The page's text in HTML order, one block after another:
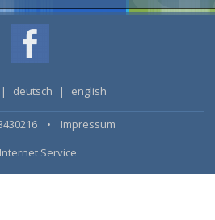
| deutsch | english
• Impressum
Service